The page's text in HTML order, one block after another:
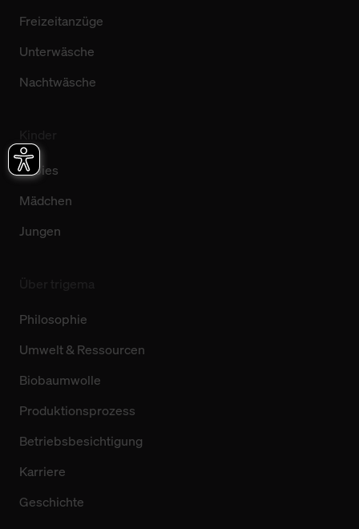
Freizeitanzüge
Unterwäsche
Nachtwäsche
Babies
Mädchen
Jungen
Philosophie
Umwelt & Ressourcen
Biobaumwolle
Produktionsprozess
Betriebsbesichtigung
Karriere
Geschichte